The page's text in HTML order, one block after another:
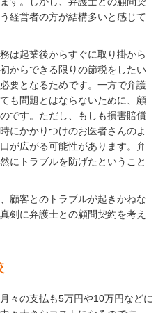
経営者の方が結構多いと感じて
は起業後からすぐに取り掛から
からできる限りの節税をしたい
要となるためです。一方で弁護
も問題とはならないために、顧
です。ただし、もしも損害賠償
にかかりつけのお医者さんのよ
が広がる可能性があります。弁
にトラブルを防げたということ
顧客とのトラブルが起きかねな
剣に弁護士との顧問契約を考え
々の支払も5万円や10万円などに